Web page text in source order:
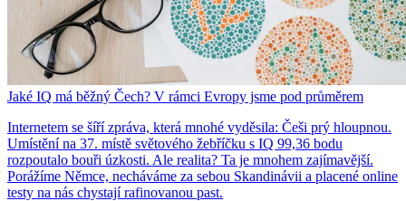
Jaké IQ má běžný Čech? V rámci Evropy jsme pod průměrem
Internetem se šíří zpráva, která mnohé vyděsila: Češi prý hloupnou.
Umístění na 37. místě světového žebříčku s IQ 99,36 bodu
rozpoutalo bouři úzkosti. Ale realita? Ta je mnohem zajímavější.
Porážíme Němce, necháváme za sebou Skandinávii a placené online
testy na nás chystají rafinovanou past.